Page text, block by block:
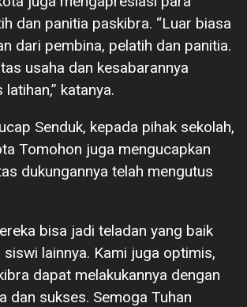
dan panitia paskibra. “Luar biasa
dari pembina, pelatih dan panitia.
usaha dan kesabarannya
katanya.
Senduk, kepada pihak sekolah,
Tomohon juga mengucapkan
dukungannya telah mengutus
bisa jadi teladan yang baik
lainnya. Kami juga optimis,
dapat melakukannya dengan
dan sukses. Semoga Tuhan